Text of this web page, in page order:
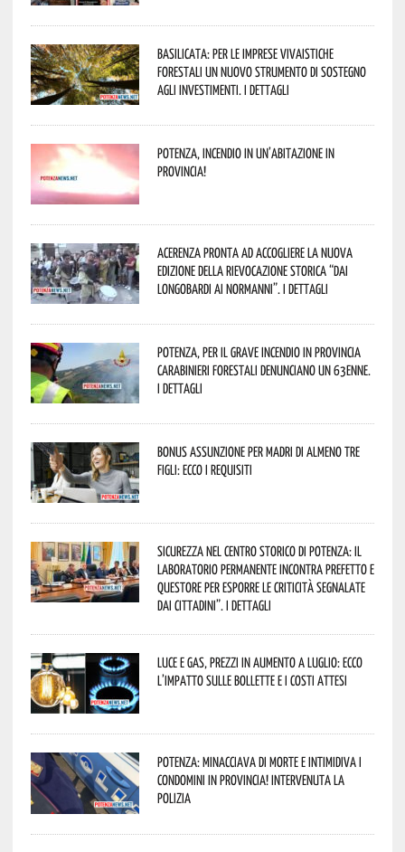
Basilicata: per le imprese vivaistiche
forestali un nuovo strumento di sostegno
agli investimenti. I dettagli
Potenza, incendio in un’abitazione in
provincia!
Acerenza pronta ad accogliere la nuova
edizione della rievocazione storica “Dai
Longobardi ai Normanni”. I dettagli
Potenza, per il grave incendio in Provincia
Carabinieri forestali denunciano un 63enne.
I dettagli
Bonus assunzione per madri di almeno tre
figli: ecco i requisiti
Sicurezza nel Centro Storico di Potenza: il
Laboratorio Permanente incontra Prefetto e
Questore per esporre le criticità segnalate
dai cittadini”. I dettagli
Luce e gas, prezzi in aumento a luglio: ecco
l’impatto sulle bollette e i costi attesi
Potenza: minacciava di morte e intimidiva i
condomini in provincia! Intervenuta la
Polizia